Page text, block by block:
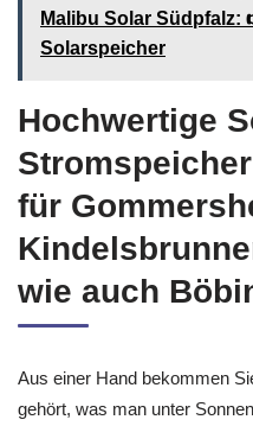
Malibu Solar Südpfalz:
Solarspeicher
Hochwertige
für
wie auch
Aus einer Hand bekommen
gehört, was man unter